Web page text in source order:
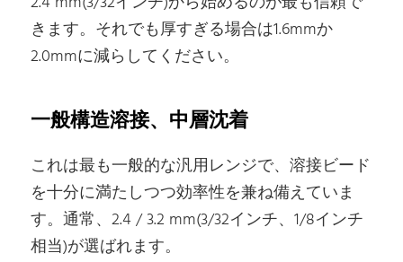
きます。それでも厚すぎる場合は1.6mmか
2.0mmに減らしてください。
一般構造溶接、中層沈着
これは最も一般的な汎用レンジで、溶接ビード
を十分に満たしつつ効率性を兼ね備えていま
す。通常、2.4 / 3.2 mm(3/32インチ、1/8インチ
相当)が選ばれます。